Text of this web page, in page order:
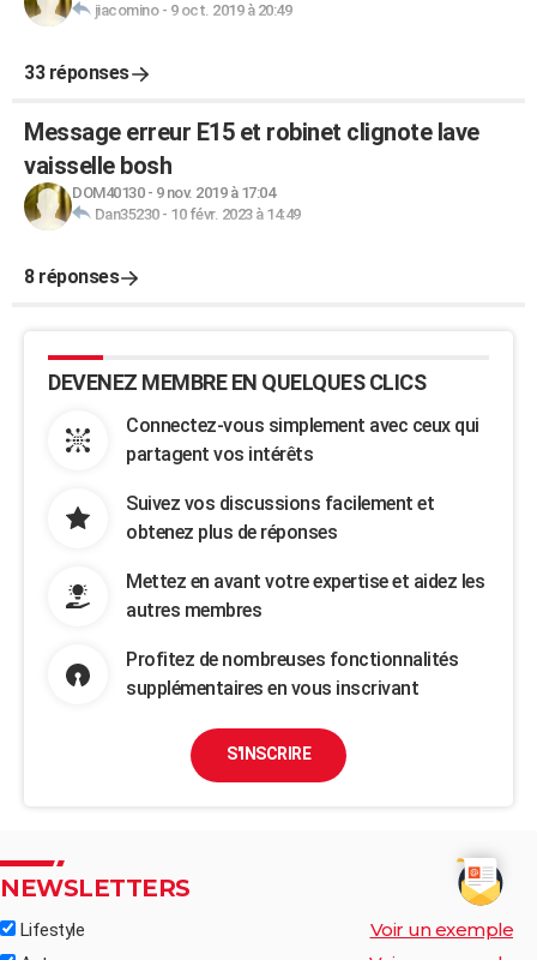
jiacomino- 9 oct. 2019 à 20:49
33 réponses
Message erreur E15 et robinet clignote lave
vaisselle bosh
DOM40130- 9 nov. 2019 à 17:04
Dan35230- 10 févr. 2023 à 14:49
8 réponses
DEVENEZ MEMBRE EN QUELQUES CLICS
Connectez-vous simplement avec ceux qui
partagent vos intérêts
Suivez vos discussions facilement et
obtenez plus de réponses
Mettez en avant votre expertise et aidez les
autres membres
Profitez de nombreuses fonctionnalités
supplémentaires en vous inscrivant
S'INSCRIRE
NEWSLETTERS
Lifestyle Voir un exemple